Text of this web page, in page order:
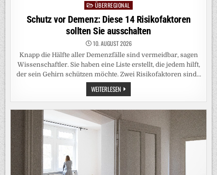
PostedÜBERREGIONAL
Schutz vor Demenz: Diese 14 Risikofaktoren
sollten Sie ausschalten
10. AUGUST 2026
Knapp die Hälfte aller Demenzfälle sind vermeidbar, sagen
Wissenschaftler. Sie haben eine Liste erstellt, die jedem hilft,
der sein Gehirn schützen möchte. Zwei Risikofaktoren sind…
WEITERLESEN SCHUTZ
VOR
DEMENZ:
14
RISIKOFAKTOREN
SOLLTEN
SIE
AUSSCHALTEN